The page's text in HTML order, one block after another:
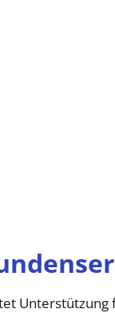
Unterstützung